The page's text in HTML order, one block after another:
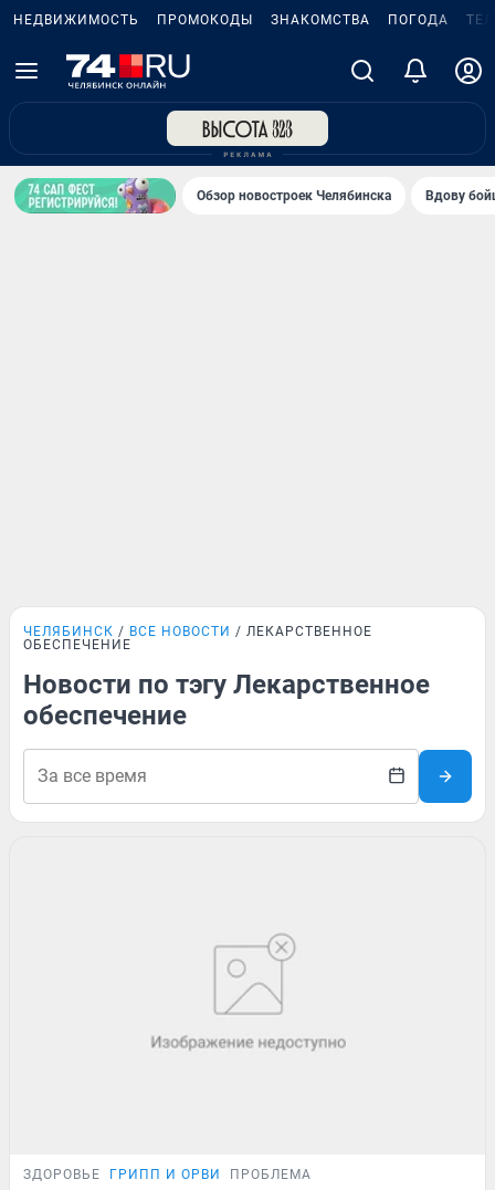
НЕДВИЖИМОСТЬ ПРОМОКОДЫ ЗНАКОМСТВА ПОГОДА
Обзор новостроек Челябинска Вдову
ЧЕЛЯБИНСК ВСЕ НОВОСТИ
ЛЕКАРСТВЕННОЕ
ОБЕСПЕЧЕНИЕ
Новости по тэгу Лекарственное
обеспечение
ЗДОРОВЬЕ ГРИПП И ОРВИ ПРОБЛЕМА